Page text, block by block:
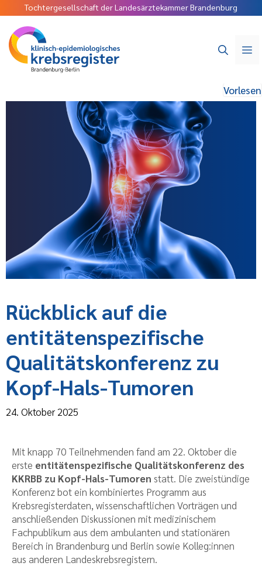
Tochtergesellschaft der Landesärztekammer Brandenburg
Vorlesen
Rückblick auf die
entitätenspezifische
Qualitätskonferenz zu
Kopf-Hals-Tumoren
24. Oktober 2025
Mit knapp 70 Teilnehmenden fand am 22. Oktober die
erste entitätenspezifische Qualitätskonferenz des
KKRBB zu Kopf-Hals-Tumoren statt. Die zweistündige
Konferenz bot ein kombiniertes Programm aus
Krebsregisterdaten, wissenschaftlichen Vorträgen und
anschließenden Diskussionen mit medizinischem
Fachpublikum aus dem ambulanten und stationären
Bereich in Brandenburg und Berlin sowie Kolleg:innen
aus anderen Landeskrebsregistern.